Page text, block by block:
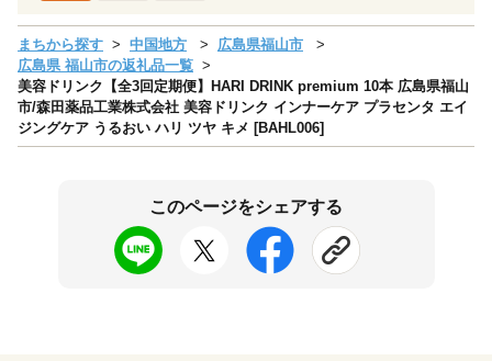
まちから探す 中国地方
広島県福山市
広島県 福山市の返礼品一覧
美容ドリンク【全3回定期便】HARI DRINK premium 10本 広島県福山
市/森田薬品工業株式会社 美容ドリンク インナーケア プラセンタ エイ
ジングケア うるおい ハリ ツヤ キメ [BAHL006]
このページをシェアする